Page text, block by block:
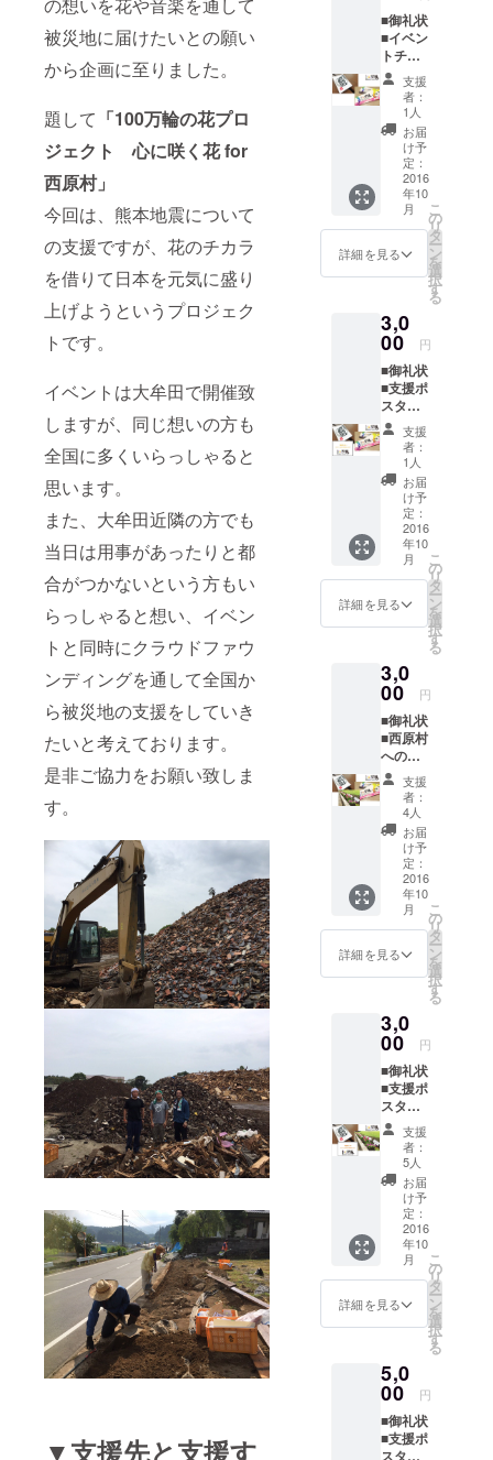
被災地に届けたいとの願い
から企画に至りました。
題して 「100万輪の花プロ
ジェクト 心に咲く花 for
西原村」
今回は、熊本地震について
の支援ですが、花のチカラ
を借りて日本を元気に盛り
上げようというプロジェク
トです。
イベントは大牟田で開催致
しますが、同じ想いの方も
全国に多くいらっしゃると
思います。
また、大牟田近隣の方でも
当日は用事があったりと都
合がつかないという方もい
らっしゃると想い、イベン
トと同時にクラウドファウ
ンディングを通して全国か
ら被災地の支援をしていき
たいと考えております。
是非ご協力をお願い致しま
す。
▼支援先と支援す
■御礼状
■イベン
トチ
ケット
┗チ
ケット
の発行
は、
10/17
23:59ま
でのお
申し込
みを
締
め切り
┗メー
ルにて
随時チ
ケット
を発行
致しま
す。当
日受付
に
てご提
示くだ
さい。
┗締
め切り
後のご
支援に
関して
せず
チ
分の費
用は支
援金に
充てさ
せて頂
きま
す。
支援
者：
1人
お届
け予
定：
2016
年10
月
詳細を見る
こ
の
リ
タ
ー
ン
を
選
択
す
る
3,0
00 円
■御礼状
■支援ポ
スター
┗「こ
の活動
を支援
してい
ます」
という
趣旨の
広告的
要
素を除
いたデ
いポス
ターで
す。 ■
イベン
トチ
ケット
┗チ
ケット
の発行
は、
10/17
23:59ま
でのお
申し込
みを
締
め切り
ルにて
随時チ
を発行
致しま
す。当
日受付
に
てご提
示くだ
さい。
┗締
め切り
後のご
支援に
関して
は、チ
チ
ケット
分の費
用は支
援金に
支援
者：
1人
お届
け予
定：
2016
年10
月
詳細を見る
こ
の
リ
タ
ー
ン
を
選
択
す
る
3,0
00 円
■御礼状
■西原村
への花
支援
┗「ガ
レキと1
輪の花
プロ
ジェク
ト」の
方々で
お花を
植
えて頂
き、ご
のメッ
セージ
プレー
トを
お
花と一
緒に立
てま
す。
メッ
セージ
は「応
援コメ
ント」
にご入
力くだ
レート
は
shi西
原」様
支援
者：
4人
お届
け予
定：
2016
年10
月
詳細を見る
こ
の
リ
タ
ー
ン
を
選
択
す
る
3,0
00 円
■御礼状
■支援ポ
スター
┗「こ
の活動
を支援
してい
ます」
という
趣旨の
広告的
要
素を除
いたデ
いポス
ターで
す。 ■
西原村
への花
支援
者：
5人
お届
け予
定：
2016
年10
月
詳細を見る
こ
の
リ
タ
ー
ン
を
選
択
す
る
5,0
00 円
■御礼状
■支援ポ